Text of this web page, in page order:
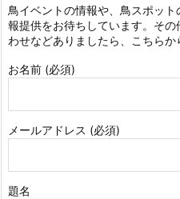
鳥イベントの情報や、鳥スポッ
報提供をお待ちしています。そ
わせなどありましたら、こちらか
お名前 (必須)
メールアドレス (必須)
題名